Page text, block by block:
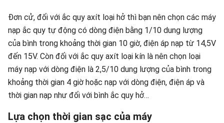
Đơn cử, đối với ắc quy axít loại hở thì bạn nên chọn các máy
nạp ắc quy tự động có dòng điện bằng 1/10 dung lượng
của bình trong khoảng thời gian 10 giờ, điện áp nạp từ 14,5V
đến 15V. Còn đối với ắc quy axít loại kín là nên chọn loại
máy nạp với dòng điện là 2,5/10 dung lượng của bình trong
khoảng thời gian 4 giờ hoặc nạp với dòng điện, điện áp và
thời gian nạp như đối với bình ắc quy hở…
Lựa chọn thời gian sạc của máy